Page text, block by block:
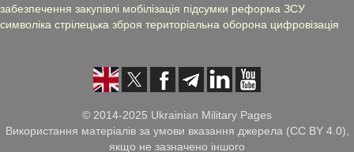
забезпечення закупівлі мобілізація підсумки реформа ЗСУ
символіка стрілецька зброя територіальна оборона цифровізація
© 2014-2025 Ukrainian Military Pages
Використання матеріалів за умови вказання джерела (CC BY 4.0),
якщо не зазначено іншого